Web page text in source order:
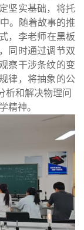
坚实基础，将托
。随着故事的推
，李老师在黑板
同时通过调节双
察干涉条纹的变
律，将抽象的公
析和解决物理问
精神。